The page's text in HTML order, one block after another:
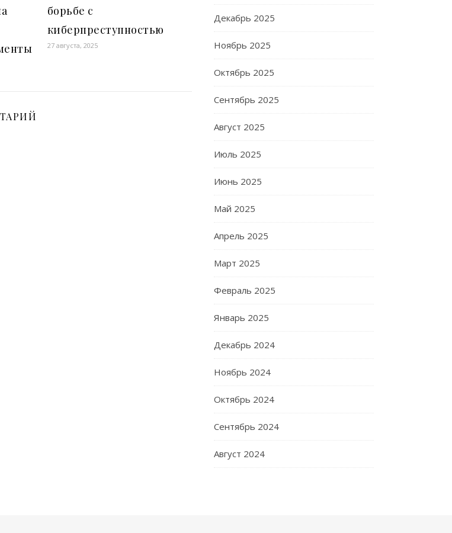
борьбе с
киберпреступностью
27 августа, 2025
Декабрь 2025
Ноябрь 2025
Октябрь 2025
Сентябрь 2025
Август 2025
Июль 2025
Июнь 2025
Май 2025
Апрель 2025
Март 2025
Февраль 2025
Январь 2025
Декабрь 2024
Ноябрь 2024
Октябрь 2024
Сентябрь 2024
Август 2024